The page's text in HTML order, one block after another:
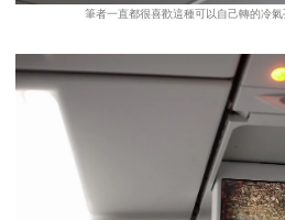
筆者一直都很喜歡這種可以自己轉的冷